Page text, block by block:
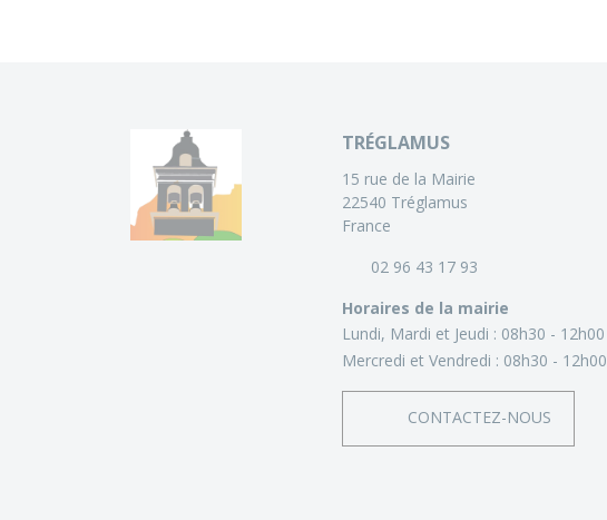
TRÉGLAMUS
15 rue de la Mairie
22540 Tréglamus
France
02 96 43 17 93
Horaires de la mairie
Lundi, Mardi et Jeudi : 08h30 - 12h00
Mercredi et Vendredi : 08h30 - 12h00
CONTACTEZ-NOUS